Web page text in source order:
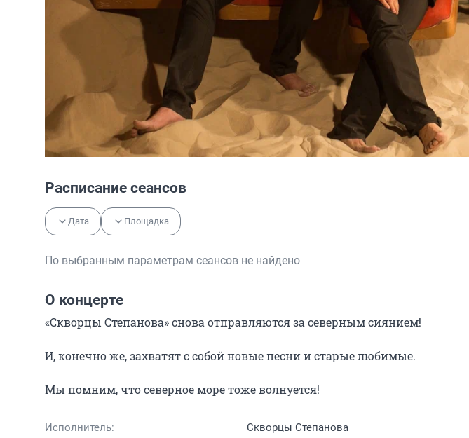
Расписание сеансов
Дата Площадка
По выбранным параметрам сеансов не найдено
О концерте
«Скворцы Степанова» снова отправляются за северным сиянием!
И, конечно же, захватят с собой новые песни и старые любимые.
Мы помним, что северное море тоже волнуется!
Исполнитель: Скворцы Степанова